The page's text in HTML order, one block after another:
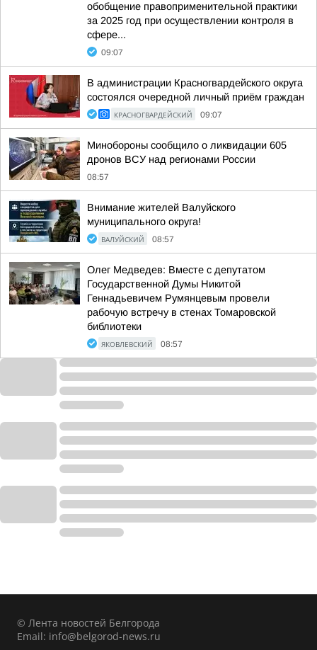
обобщение правоприменительной практики
за 2025 год при осуществлении контроля в
сфере...
09:07
В администрации Красногвардейского округа
состоялся очередной личный приём граждан
КРАСНОГВАРДЕЙСКИЙ 09:07
Минобороны сообщило о ликвидации 605
дронов ВСУ над регионами России
08:57
Внимание жителей Валуйского
муниципального округа!
ВАЛУЙСКИЙ 08:57
Олег Медведев: Вместе с депутатом
Государственной Думы Никитой
Геннадьевичем Румянцевым провели
рабочую встречу в стенах Томаровской
библиотеки
ЯКОВЛЕВСКИЙ 08:57
© Лента новостей Белгорода
Email: info@belgorod-news.ru